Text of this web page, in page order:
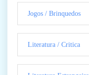
Jogos / Brinquedos
Literatura / Critica